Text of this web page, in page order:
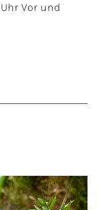
Vor und